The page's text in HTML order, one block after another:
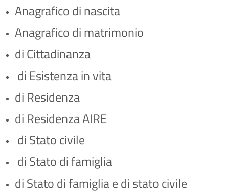
Anagrafico di nascita
Anagrafico di matrimonio
di Cittadinanza
di Esistenza in vita
di Residenza
di Residenza AIRE
di Stato civile
di Stato di famiglia
di Stato di famiglia e di stato civile